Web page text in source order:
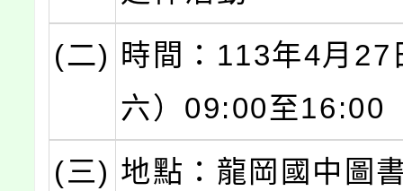
(二) 時間：113年4月27
六）09:00至16:00
(三) 地點：龍岡國中圖